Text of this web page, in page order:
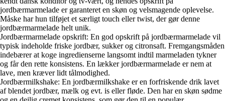
jordbærmarmelade er garanteret en skøn og velsmagende oplevelse.
Måske har hun tilføjet et særligt touch eller twist, der gør denne
jordbærmarmelade helt unik.
Jordbærmarmelade opskrift: En god opskrift på jordbærmarmelade vil
typisk indeholde friske jordbær, sukker og citronsaft. Fremgangsmåden
indebærer at koge ingredienserne langsomt indtil marmeladen tykner
og får den rette konsistens. En lækker jordbærmarmelade er nem at
lave, men kræver lidt tålmodighed.
Jordbærmilkshake: En jordbærmilkshake er en forfriskende drik lavet
af blendet jordbær, mælk og evt. is eller fløde. Den har en skøn sødme